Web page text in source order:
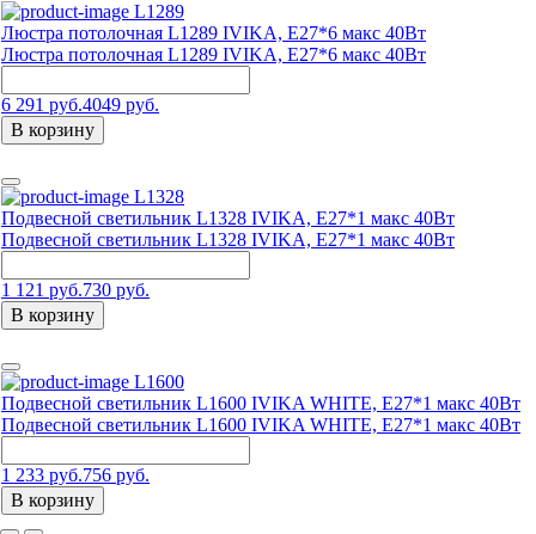
L1289
Люстра потолочная L1289 IVIKA, E27*6 макс 40Вт
Люстра потолочная L1289 IVIKA, E27*6 макс 40Вт
6 291 руб.4049 руб.
В корзину
L1328
Подвесной светильник L1328 IVIKA, E27*1 макс 40Вт
Подвесной светильник L1328 IVIKA, E27*1 макс 40Вт
1 121 руб.730 руб.
В корзину
L1600
Подвесной светильник L1600 IVIKA WHITE, E27*1 макс 40Вт
Подвесной светильник L1600 IVIKA WHITE, E27*1 макс 40Вт
1 233 руб.756 руб.
В корзину